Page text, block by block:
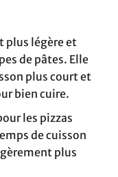
plus légère et
de pâtes. Elle
plus court et
bien cuire.
les pizzas
de cuisson
plus